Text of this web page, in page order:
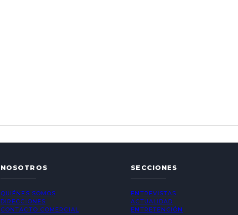
NOSOTROS
QUIÉNES SOMOS
DIRECCIONES
CONTACTO COMERCIAL
SECCIONES
ENTREVISTAS
ACTUALIDAD
ENTRETENCIÓN